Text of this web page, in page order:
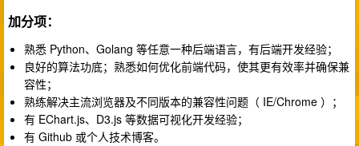
加分项：
熟悉 Python、Golang 等任意一种后端语言，有后端开发经验；
良好的算法功底；熟悉如何优化前端代码，使其更有效率并确保兼
容性；
熟练解决主流浏览器及不同版本的兼容性问题（ IE/Chrome ）；
有 EChart.js、D3.js 等数据可视化开发经验；
有 Github 或个人技术博客。